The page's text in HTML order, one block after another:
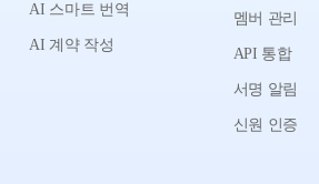
AI 스마트 번역
AI 계약 작성
멤버 관리
API 통합
서명 알림
신원 인증